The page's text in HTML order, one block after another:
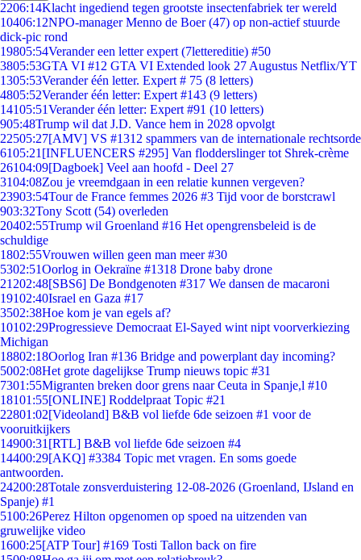
2206:14Klacht ingediend tegen grootste insectenfabriek ter wereld
10406:12NPO-manager Menno de Boer (47) op non-actief stuurde
dick-pic rond
19805:54Verander een letter expert (7lettereditie) #50
3805:53GTA VI #12 GTA VI Extended look 27 Augustus Netflix/YT
1305:53Verander één letter. Expert # 75 (8 letters)
4805:52Verander één letter: Expert #143 (9 letters)
14105:51Verander één letter: Expert #91 (10 letters)
905:48Trump wil dat J.D. Vance hem in 2028 opvolgt
22505:27[AMV] VS #1312 spammers van de internationale rechtsorde
6105:21 [INFLUENCERS #295] Van flodderslinger tot Shrek-crème
26104:09[Dagboek] Veel aan hoofd - Deel 27
3104:08Zou je vreemdgaan in een relatie kunnen vergeven?
23903:54Tour de France femmes 2026 #3 Tijd voor de borstcrawl
903:32Tony Scott (54) overleden
20402:55Trump wil Groenland #16 Het opengrensbeleid is de
schuldige
1802:55Vrouwen willen geen man meer #30
5302:51Oorlog in Oekraïne #1318 Drone baby drone
21202:48[SBS6] De Bondgenoten #317 We dansen de macaroni
19102:40Israel en Gaza #17
3502:38Hoe kom je van egels af?
10102:29Progressieve Democraat El-Sayed wint nipt voorverkiezing
Michigan
18802:18Oorlog Iran #136 Bridge and powerplant day incoming?
5002:08Het grote dagelijkse Trump nieuws topic #31
7301:55Migranten breken door grens naar Ceuta in Spanje,l #10
18101:55[ONLINE] Roddelpraat Topic #21
22801:02[Videoland] B&B vol liefde 6de seizoen #1 voor de
vooruitkijkers
14900:31 [RTL] B&B vol liefde 6de seizoen #4
14400:29[AKQ] #3384 Topic met vragen. En soms goede
antwoorden.
24200:28Totale zonsverduistering 12-08-2026 (Groenland, IJsland en
Spanje) #1
5100:26Perez Hilton opgenomen op spoed na uitzenden van
gruwelijke video
1600:25[ATP Tour] #169 Tosti Tallon back on fire